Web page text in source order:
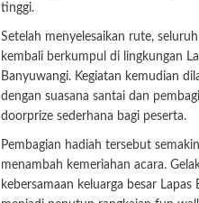
tinggi.
Setelah menyelesaikan rute,
kembali berkumpul di lingkungan
Banyuwangi. Kegiatan kemudian
dengan suasana santai dan
doorprize sederhana bagi peserta.
Pembagian hadiah tersebut semakin
menambah kemeriahan acara.
kebersamaan keluarga besar Lapas